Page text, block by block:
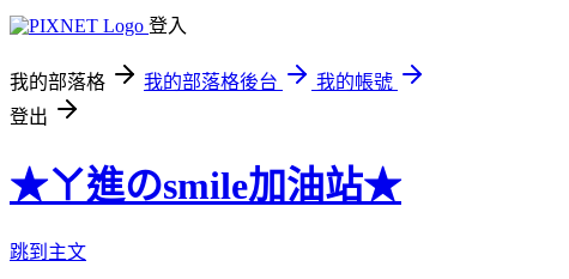
登入
我的部落格 我的部落格後台
我的帳號
登出
★ㄚ進のsmile加油站★
跳到主文